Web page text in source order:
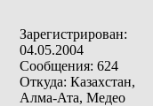
Зарегистрирован:
04.05.2004
Сообщения: 624
Откуда: Казахстан,
Алма-Ата, Медео